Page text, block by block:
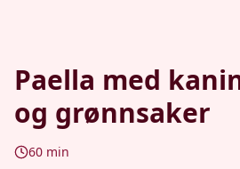
Paella med
og grønnsaker
60 min